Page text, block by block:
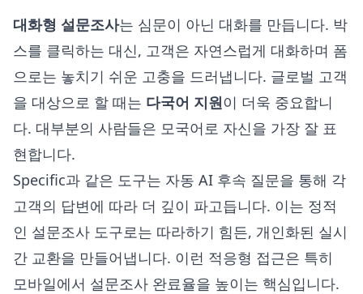
대화형 설문조사는 심문이 아닌 대화를 만듭니다. 박
스를 클릭하는 대신, 고객은 자연스럽게 대화하며 폼
으로는 놓치기 쉬운 고충을 드러냅니다. 글로벌 고객
을 대상으로 할 때는 다국어 지원이 더욱 중요합니
다. 대부분의 사람들은 모국어로 자신을 가장 잘 표
현합니다.
Specific과 같은 도구는 자동 AI 후속 질문을 통해 각
고객의 답변에 따라 더 깊이 파고듭니다. 이는 정적
인 설문조사 도구로는 따라하기 힘든, 개인화된 실시
간 교환을 만들어냅니다. 이런 적응형 접근은 특히
모바일에서 설문조사 완료율을 높이는 핵심입니다.